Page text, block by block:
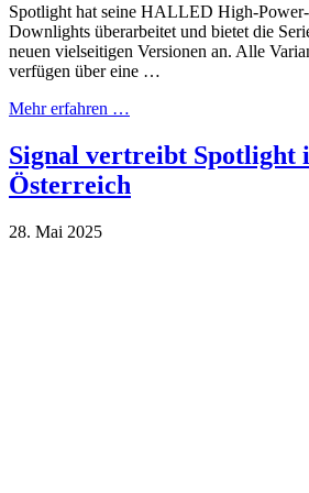
Spotlight hat seine HALLED High-Power-
Downlights überarbeitet und bietet die
neuen vielseitigen Versionen an. Alle
verfügen über eine …
Mehr erfahren …
Signal vertreibt Spotlight
Österreich
28. Mai 2025